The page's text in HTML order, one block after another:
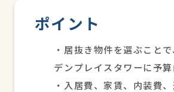
ポイント
・居抜き物件を選ぶこと
デンプレイスタワーに予
・入居費、家賃、内装費、